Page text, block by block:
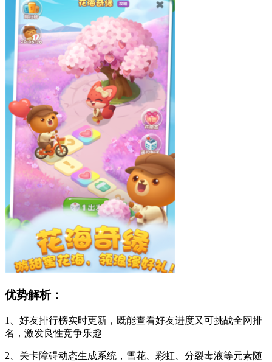
优势解析：
1、好友排行榜实时更新，既能查看好友进度又可挑战全网排
名，激发良性竞争乐趣
2、关卡障碍动态生成系统，雪花、彩虹、分裂毒液等元素随